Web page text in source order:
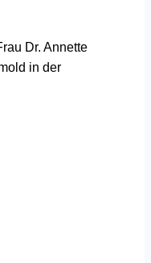
Dr. Annette
in der